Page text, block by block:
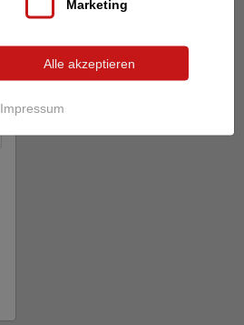
Impressum
Marketing
Alle akzeptieren